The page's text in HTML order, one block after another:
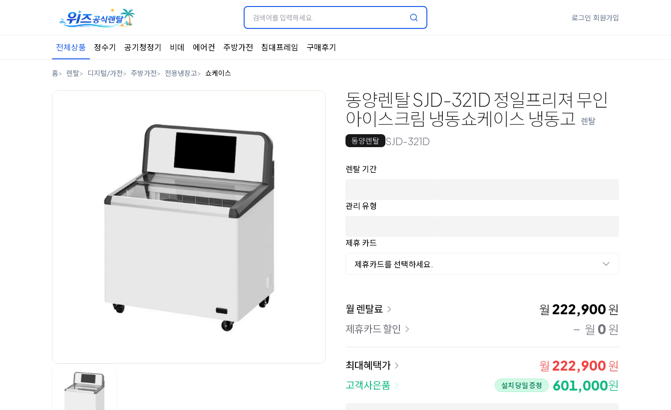
로그인 회원가입
전체상품 정수기 공기청정기 비데 에어컨 주방가전 침대프레임 구매후기
홈 렌탈 디지털/가전 주방가전 전용냉장고 쇼케이스
동양렌탈 SJD-321D 정일프리져 무인
아이스크림 냉동쇼케이스 냉동고 렌탈
동양렌탈 SJD-321D
옵션 선택
렌탈 선택
렌탈 기간
관리 유형
제휴 카드
제휴카드를 선택하세요.
이용 요금
월 렌탈료 월 222,900 원
제휴카드 할인 월 0 원
최대혜택가 월 222,900 원
고객사은품 설치 당일 증정 601,000원